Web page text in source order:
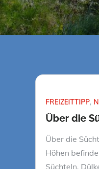
FREIZEITTIPP
Über die
Über die
Höhen
Süchteln,